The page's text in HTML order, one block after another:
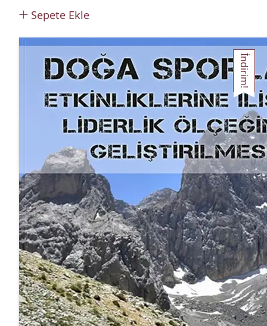
Sepete Ekle
İndirim!